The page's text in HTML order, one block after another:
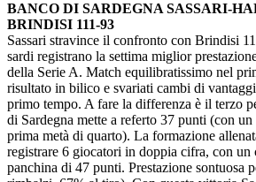
BANCO DI SARDEGNA SASSARI-
BRINDISI 111-93
Sassari stravince il confronto con Brindisi
sardi registrano la settima miglior
della Serie A. Match equilibratissimo nel
risultato in bilico e svariati cambi di
primo tempo. A fare la differenza è il terzo
di Sardegna mette a referto 37 punti (con
prima metà di quarto). La formazione
registrare 6 giocatori in doppia cifra, con un
panchina di 47 punti. Prestazione sontuosa